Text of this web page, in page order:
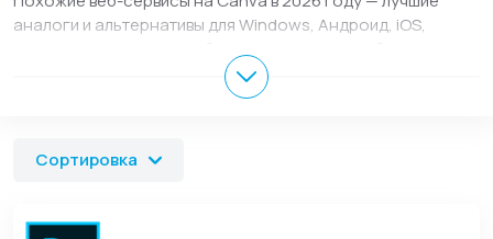
аналоги и альтернативы для Windows, Андроид, iOS,
похожие на Canva для ПК и телефона. Сравнивайте
функции, характеристики и выбирайте подходящий вариант
Сортировка